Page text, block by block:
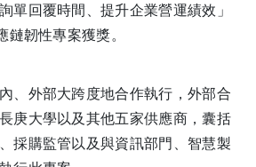
單回覆時間、提升企業營運績效」
韌性專案獲獎。
、外部大跨度地合作執行，外部合
庚大學以及其他五家供應商，囊括
採購監管以及與資訊部門、智慧製